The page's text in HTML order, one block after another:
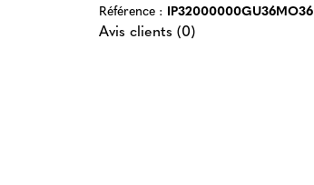
Référence : IP32000000GU36MO36
Avis clients (0)